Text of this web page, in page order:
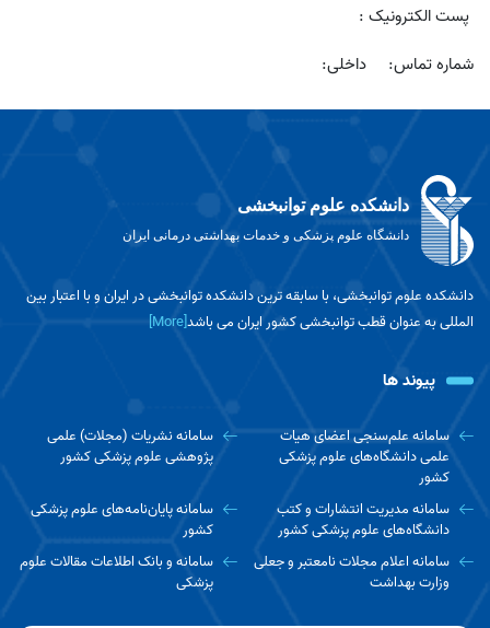
پست الکترونیک :
شماره تماس: داخلی:
دانشکده علوم توانبخشی
دانشگاه علوم پزشکی و خدمات بهداشتی درمانی ایران
دانشکده علوم توانبخشی، با سابقه ترین دانشکده توانبخشی در ایران و با اعتبار بین
المللی به عنوان قطب توانبخشی کشور ایران می باشد[More]
پیوند ها
سامانه علم‌سنجی اعضای هیات
علمی دانشگاه‌های علوم پزشکی
کشور
سامانه نشریات (مجلات) علمی
پژوهشی علوم پزشکی کشور
سامانه مدیریت انتشارات و کتب
دانشگاه‌های علوم پزشکی کشور
سامانه پایان‌نامه‌های علوم پزشکی
کشور
سامانه اعلام مجلات نامعتبر و جعلی
وزارت بهداشت
سامانه و بانک اطلاعات مقالات علوم
پزشکی